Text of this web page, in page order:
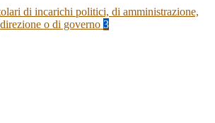
di incarichi politici, di amministrazione,
o di governo 3